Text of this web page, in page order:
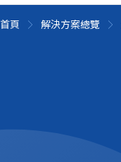
首頁 解決方案總覽